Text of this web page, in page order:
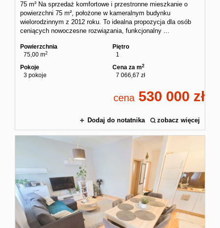
75 m² Na sprzedaż komfortowe i przestronne mieszkanie o
powierzchni 75 m², położone w kameralnym budynku
wielorodzinnym z 2012 roku. To idealna propozycja dla osób
ceniących nowoczesne rozwiązania, funkcjonalny ...
Powierzchnia
75,00 m2
Piętro
1
Pokoje
3 pokoje
Cena za m2
7 066,67 zł
cena 530 000
Dodaj do notatnika zobacz więcej